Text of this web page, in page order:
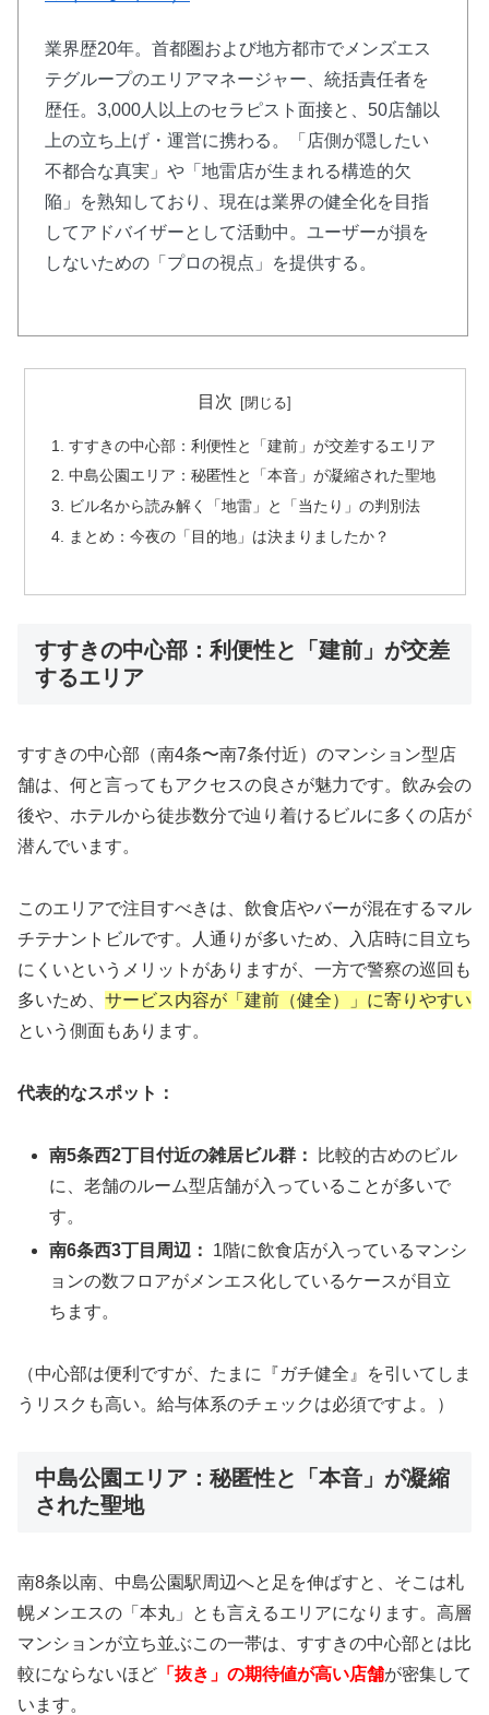
業界歴20年。首都圏および地方都市でメンズエス
テグループのエリアマネージャー、統括責任者を
歴任。3,000人以上のセラピスト面接と、50店舗以
上の立ち上げ・運営に携わる。「店側が隠したい
不都合な真実」や「地雷店が生まれる構造的欠
陥」を熟知しており、現在は業界の健全化を目指
してアドバイザーとして活動中。ユーザーが損を
しないための「プロの視点」を提供する。
目次
すすきの中心部：利便性と「建前」が交差するエリア
中島公園エリア：秘匿性と「本音」が凝縮された聖地
ビル名から読み解く「地雷」と「当たり」の判別法
まとめ：今夜の「目的地」は決まりましたか？
すすきの中心部：利便性と「建前」が交差
するエリア
すすきの中心部（南4条〜南7条付近）のマンション型店
舗は、何と言ってもアクセスの良さが魅力です。飲み会の
後や、ホテルから徒歩数分で辿り着けるビルに多くの店が
潜んでいます。
このエリアで注目すべきは、飲食店やバーが混在するマル
チテナントビルです。人通りが多いため、入店時に目立ち
にくいというメリットがありますが、一方で警察の巡回も
多いため、 サービス内容が「建前（健全）」に寄りやすい
という側面もあります。
代表的なスポット：
南5条西2丁目付近の雑居ビル群：
比較的古めのビル
に、老舗のルーム型店舗が入っていることが多いで
す。
南6条西3丁目周辺：
1階に飲食店が入っているマンシ
ョンの数フロアがメンエス化しているケースが目立
ちます。
（中心部は便利ですが、たまに『ガチ健全』を引いてしま
うリスクも高い。給与体系のチェックは必須ですよ。）
中島公園エリア：秘匿性と「本音」が凝縮
された聖地
南8条以南、中島公園駅周辺へと足を伸ばすと、そこは札
幌メンエスの「本丸」とも言えるエリアになります。高層
マンションが立ち並ぶこの一帯は、すすきの中心部とは比
較にならないほど 「抜き」の期待値が高い店舗が密集して
います。